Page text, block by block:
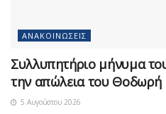
ΑΝΑΚΟΙΝΏΣΕΙΣ
Συλλυπητήριο μήνυμα
την απώλεια του
5 Αυγούστου 2026